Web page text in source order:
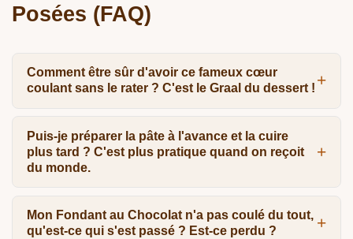
Posées (FAQ)
Comment être sûr d'avoir ce fameux cœur
coulant sans le rater ? C'est le Graal du dessert !
Puis-je préparer la pâte à l'avance et la cuire
plus tard ? C'est plus pratique quand on reçoit
du monde.
Mon Fondant au Chocolat n'a pas coulé du tout,
qu'est-ce qui s'est passé ? Est-ce perdu ?